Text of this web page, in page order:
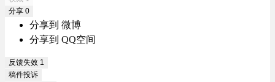
分享 0
分享到 微博
分享到 QQ空间
反馈失效 1
稿件投诉